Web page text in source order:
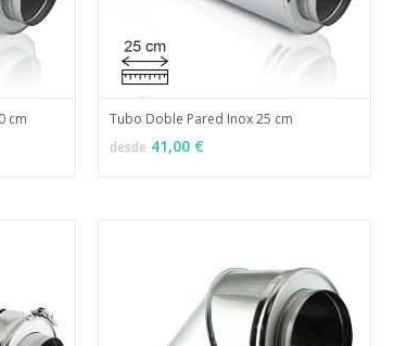
cm
VER OPCIONES
Tubo Doble Pared Inox 25 cm
desde 41,00 €